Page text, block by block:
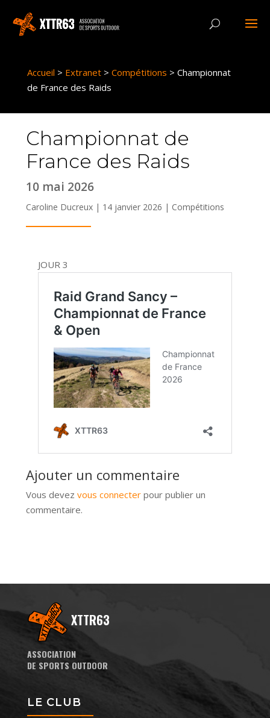
Accueil > Extranet> Compétitions > Championnat
de France des Raids
Championnat de
France des Raids
10 mai 2026
Caroline Ducreux | 14 janvier 2026 | Compétitions
JOUR 3
Ajouter un commentaire
Vous devez vous connecterpour publier un
commentaire.
XTTR63
ASSOCIATION
DE SPORTS OUTDOOR
LE CLUB